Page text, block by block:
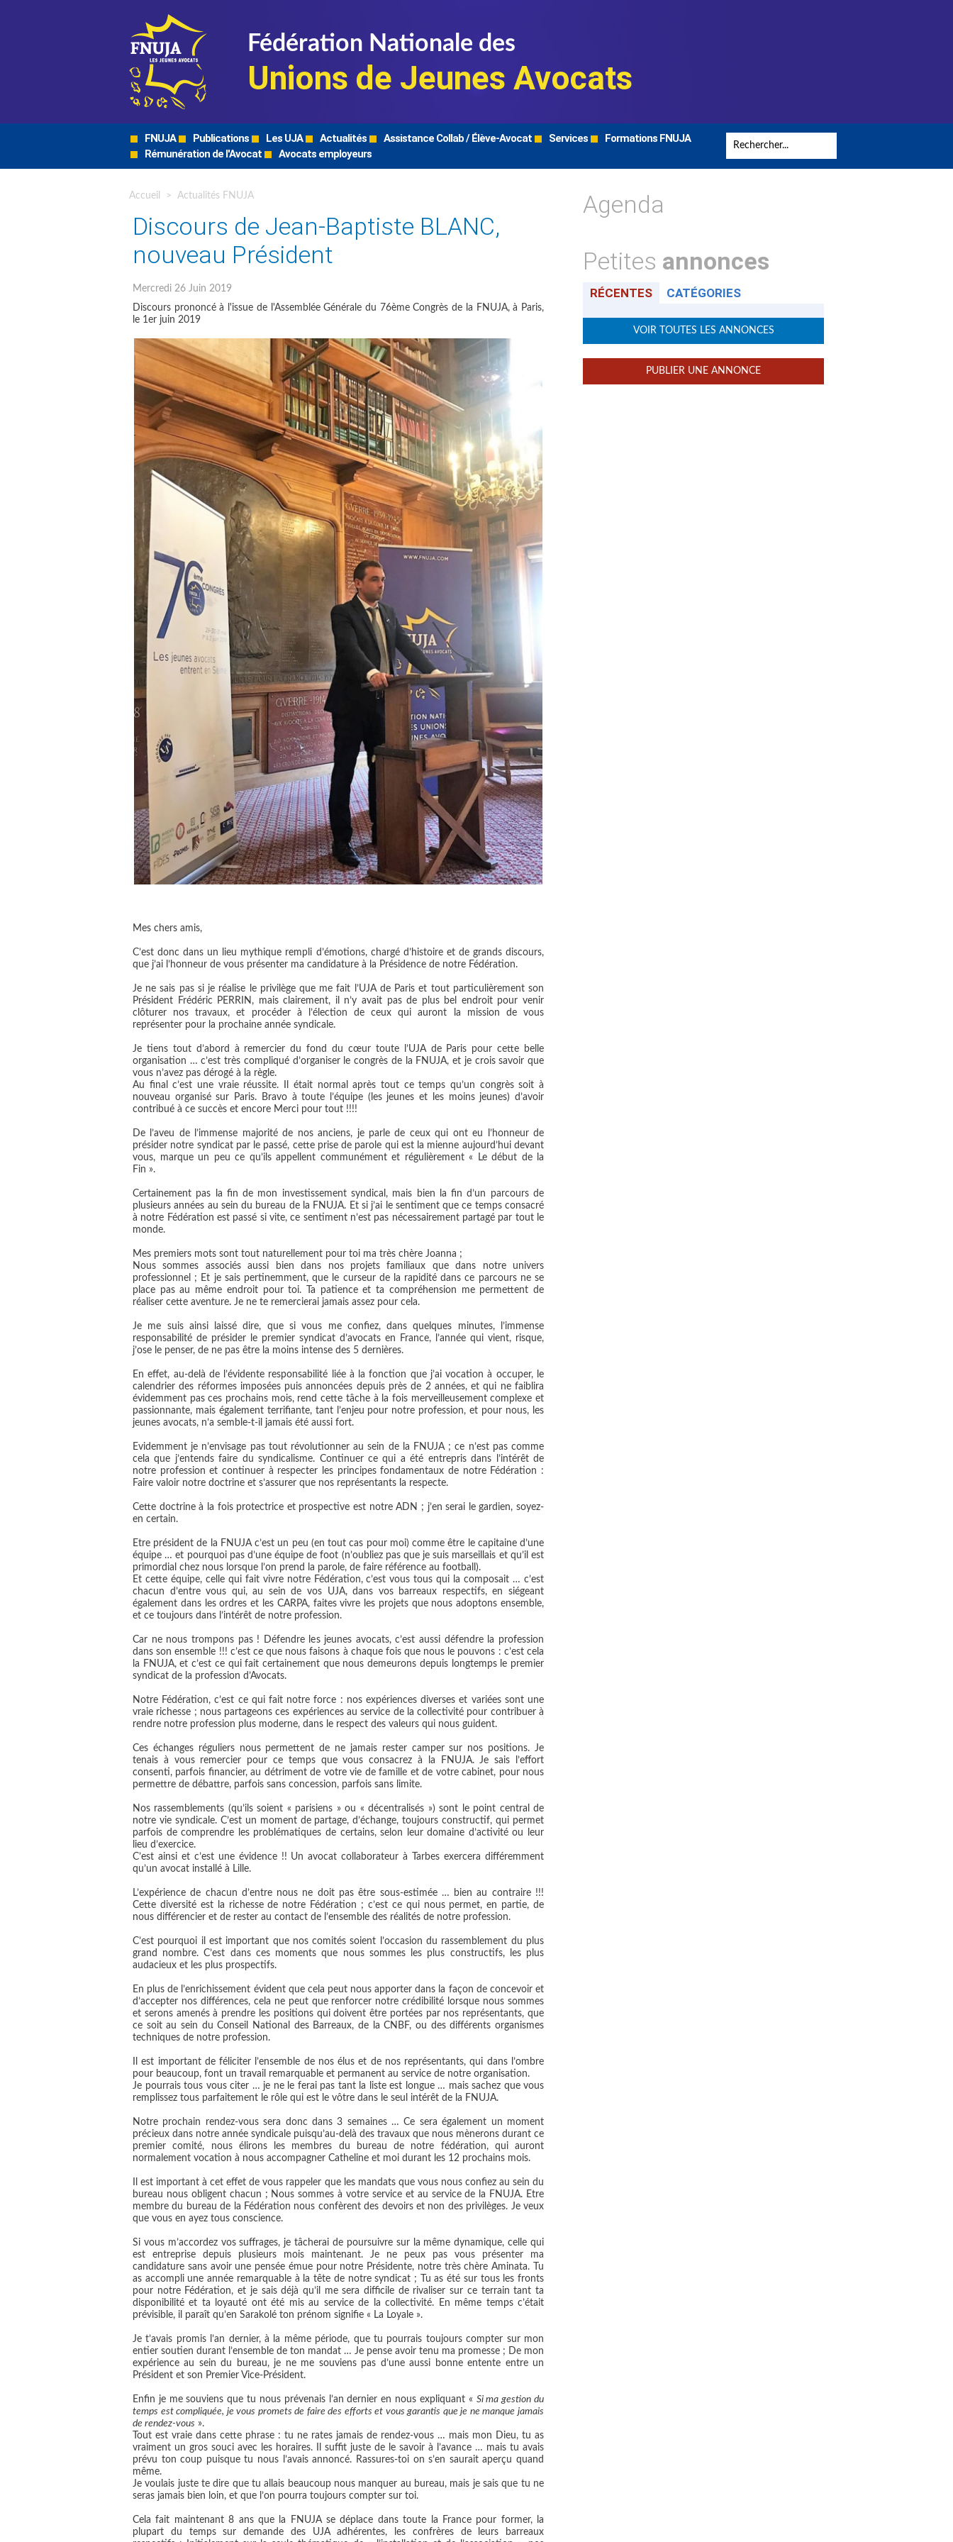
Fédération Nationale des
Unions de Jeunes Avocats
FNUJA Publications Les UJA Actualités Assistance Collab / Élève-Avocat Services
Formations FNUJA
Rémunération de l'Avocat
Avocats employeurs
Accueil > Actualités FNUJA
Discours de Jean-Baptiste BLANC,
nouveau Président
Mercredi 26 Juin 2019
Discours prononcé à l'issue de l'Assemblée Générale du 76ème Congrès de la FNUJA, à Paris,
le 1er juin 2019
Mes chers amis,
C’est donc dans un lieu mythique rempli d’émotions, chargé d’histoire et de grands discours,
que j’ai l’honneur de vous présenter ma candidature à la Présidence de notre Fédération.
Je ne sais pas si je réalise le privilège que me fait l’UJA de Paris et tout particulièrement son
Président Frédéric PERRIN, mais clairement, il n’y avait pas de plus bel endroit pour venir
clôturer nos travaux, et procéder à l’élection de ceux qui auront la mission de vous
représenter pour la prochaine année syndicale.
Je tiens tout d’abord à remercier du fond du cœur toute l’UJA de Paris pour cette belle
organisation … c’est très compliqué d’organiser le congrès de la FNUJA, et je crois savoir que
vous n’avez pas dérogé à la règle.
Au final c’est une vraie réussite. Il était normal après tout ce temps qu’un congrès soit à
nouveau organisé sur Paris. Bravo à toute l’équipe (les jeunes et les moins jeunes) d’avoir
contribué à ce succès et encore Merci pour tout !!!!
De l’aveu de l’immense majorité de nos anciens, je parle de ceux qui ont eu l’honneur de
présider notre syndicat par le passé, cette prise de parole qui est la mienne aujourd’hui devant
vous, marque un peu ce qu’ils appellent communément et régulièrement « Le début de la
Fin ».
Certainement pas la fin de mon investissement syndical, mais bien la fin d’un parcours de
plusieurs années au sein du bureau de la FNUJA. Et si j’ai le sentiment que ce temps consacré
à notre Fédération est passé si vite, ce sentiment n’est pas nécessairement partagé par tout le
monde.
Mes premiers mots sont tout naturellement pour toi ma très chère Joanna ;
Nous sommes associés aussi bien dans nos projets familiaux que dans notre univers
professionnel ; Et je sais pertinemment, que le curseur de la rapidité dans ce parcours ne se
place pas au même endroit pour toi. Ta patience et ta compréhension me permettent de
réaliser cette aventure. Je ne te remercierai jamais assez pour cela.
Je me suis ainsi laissé dire, que si vous me confiez, dans quelques minutes, l’immense
responsabilité de présider le premier syndicat d’avocats en France, l’année qui vient, risque,
j’ose le penser, de ne pas être la moins intense des 5 dernières.
En effet, au-delà de l’évidente responsabilité liée à la fonction que j’ai vocation à occuper, le
calendrier des réformes imposées puis annoncées depuis près de 2 années, et qui ne faiblira
évidemment pas ces prochains mois, rend cette tâche à la fois merveilleusement complexe et
passionnante, mais également terrifiante, tant l’enjeu pour notre profession, et pour nous, les
jeunes avocats, n’a semble-t-il jamais été aussi fort.
Evidemment je n’envisage pas tout révolutionner au sein de la FNUJA ; ce n’est pas comme
cela que j’entends faire du syndicalisme. Continuer ce qui a été entrepris dans l’intérêt de
notre profession et continuer à respecter les principes fondamentaux de notre Fédération :
Faire valoir notre doctrine et s’assurer que nos représentants la respecte.
Cette doctrine à la fois protectrice et prospective est notre ADN ; j’en serai le gardien, soyez-
en certain.
Etre président de la FNUJA c’est un peu (en tout cas pour moi) comme être le capitaine d’une
équipe … et pourquoi pas d’une équipe de foot (n’oubliez pas que je suis marseillais et qu’il est
primordial chez nous lorsque l’on prend la parole, de faire référence au football).
Et cette équipe, celle qui fait vivre notre Fédération, c’est vous tous qui la composait … c’est
chacun d’entre vous qui, au sein de vos UJA, dans vos barreaux respectifs, en siégeant
également dans les ordres et les CARPA, faites vivre les projets que nous adoptons ensemble,
et ce toujours dans l’intérêt de notre profession.
Car ne nous trompons pas ! Défendre les jeunes avocats, c’est aussi défendre la profession
dans son ensemble !!! c’est ce que nous faisons à chaque fois que nous le pouvons : c’est cela
la FNUJA, et c’est ce qui fait certainement que nous demeurons depuis longtemps le premier
syndicat de la profession d’Avocats.
Notre Fédération, c’est ce qui fait notre force : nos expériences diverses et variées sont une
vraie richesse ; nous partageons ces expériences au service de la collectivité pour contribuer à
rendre notre profession plus moderne, dans le respect des valeurs qui nous guident.
Ces échanges réguliers nous permettent de ne jamais rester camper sur nos positions. Je
tenais à vous remercier pour ce temps que vous consacrez à la FNUJA. Je sais l’effort
consenti, parfois financier, au détriment de votre vie de famille et de votre cabinet, pour nous
permettre de débattre, parfois sans concession, parfois sans limite.
Nos rassemblements (qu’ils soient « parisiens » ou « décentralisés ») sont le point central de
notre vie syndicale. C’est un moment de partage, d’échange, toujours constructif, qui permet
parfois de comprendre les problématiques de certains, selon leur domaine d’activité ou leur
lieu d’exercice.
C’est ainsi et c’est une évidence !! Un avocat collaborateur à Tarbes exercera différemment
qu’un avocat installé à Lille.
L’expérience de chacun d’entre nous ne doit pas être sous-estimée … bien au contraire !!!
Cette diversité est la richesse de notre Fédération ; c’est ce qui nous permet, en partie, de
nous différencier et de rester au contact de l’ensemble des réalités de notre profession.
C’est pourquoi il est important que nos comités soient l’occasion du rassemblement du plus
grand nombre. C’est dans ces moments que nous sommes les plus constructifs, les plus
audacieux et les plus prospectifs.
En plus de l’enrichissement évident que cela peut nous apporter dans la façon de concevoir et
d’accepter nos différences, cela ne peut que renforcer notre crédibilité lorsque nous sommes
et serons amenés à prendre les positions qui doivent être portées par nos représentants, que
ce soit au sein du Conseil National des Barreaux, de la CNBF, ou des différents organismes
techniques de notre profession.
Il est important de féliciter l’ensemble de nos élus et de nos représentants, qui dans l’ombre
pour beaucoup, font un travail remarquable et permanent au service de notre organisation.
Je pourrais tous vous citer … je ne le ferai pas tant la liste est longue … mais sachez que vous
remplissez tous parfaitement le rôle qui est le vôtre dans le seul intérêt de la FNUJA.
Notre prochain rendez-vous sera donc dans 3 semaines … Ce sera également un moment
précieux dans notre année syndicale puisqu’au-delà des travaux que nous mènerons durant ce
premier comité, nous élirons les membres du bureau de notre fédération, qui auront
normalement vocation à nous accompagner Catheline et moi durant les 12 prochains mois.
Il est important à cet effet de vous rappeler que les mandats que vous nous confiez au sein du
bureau nous obligent chacun ; Nous sommes à votre service et au service de la FNUJA. Etre
membre du bureau de la Fédération nous confèrent des devoirs et non des privilèges. Je veux
que vous en ayez tous conscience.
Si vous m’accordez vos suffrages, je tâcherai de poursuivre sur la même dynamique, celle qui
est entreprise depuis plusieurs mois maintenant. Je ne peux pas vous présenter ma
candidature sans avoir une pensée émue pour notre Présidente, notre très chère Aminata. Tu
as accompli une année remarquable à la tête de notre syndicat ; Tu as été sur tous les fronts
pour notre Fédération, et je sais déjà qu’il me sera difficile de rivaliser sur ce terrain tant ta
disponibilité et ta loyauté ont été mis au service de la collectivité. En même temps c’était
prévisible, il paraît qu’en Sarakolé ton prénom signifie « La Loyale ».
Je t’avais promis l’an dernier, à la même période, que tu pourrais toujours compter sur mon
entier soutien durant l’ensemble de ton mandat … Je pense avoir tenu ma promesse ; De mon
expérience au sein du bureau, je ne me souviens pas d’une aussi bonne entente entre un
Président et son Premier Vice-Président.
Enfin je me souviens que tu nous prévenais l’an dernier en nous expliquant « Si ma gestion du
temps est compliquée, je vous promets de faire des efforts et vous garantis que je ne manque jamais
de rendez-vous ».
Tout est vraie dans cette phrase : tu ne rates jamais de rendez-vous … mais mon Dieu, tu as
vraiment un gros souci avec les horaires. Il suffit juste de le savoir à l’avance … mais tu avais
prévu ton coup puisque tu nous l’avais annoncé. Rassures-toi on s’en saurait aperçu quand
même.
Je voulais juste te dire que tu allais beaucoup nous manquer au bureau, mais je sais que tu ne
seras jamais bien loin, et que l’on pourra toujours compter sur toi.
Cela fait maintenant 8 ans que la FNUJA se déplace dans toute la France pour former, la
plupart du temps sur demande des UJA adhérentes, les confrères de leurs barreaux
Agenda
Petites annonces
RÉCENTES CATÉGORIES
VOIR TOUTES LES ANNONCES
PUBLIER UNE ANNONCE